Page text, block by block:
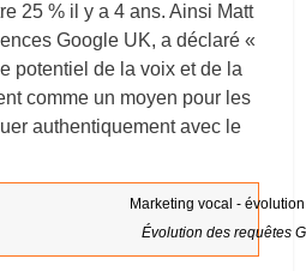
25 % il y a 4 ans. Ainsi Matt
Google UK, a déclaré «
potentiel de la voix et de la
comme un moyen pour les
authentiquement avec le
Évolution des requêtes